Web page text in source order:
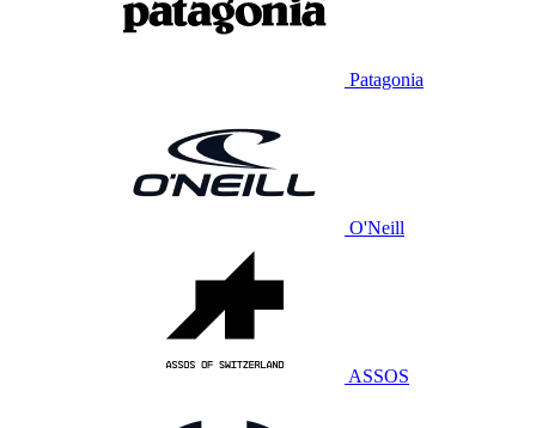
Patagonia
O'Neill
ASSOS